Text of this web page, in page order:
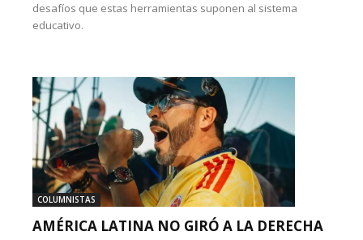
desafíos que estas herramientas suponen al sistema
educativo.
COLUMNISTAS
AMÉRICA LATINA NO GIRÓ A LA DERECHA